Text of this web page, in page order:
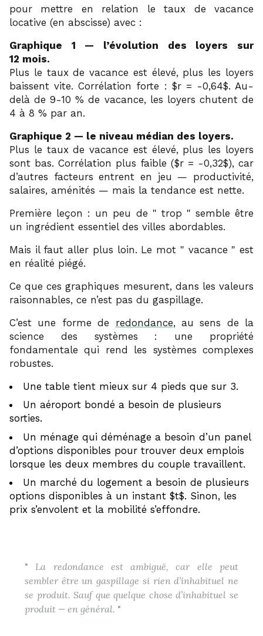
pour mettre en relation le taux de vacance
locative (en abscisse) avec :
Graphique 1 — l’évolution des loyers sur
12 mois.
Plus le taux de vacance est élevé, plus les loyers
baissent vite. Corrélation forte : $r = -0,64$. Au-
delà de 9-10 % de vacance, les loyers chutent de
4 à 8 % par an.
Graphique 2 — le niveau médian des loyers.
Plus le taux de vacance est élevé, plus les loyers
sont bas. Corrélation plus faible ($r = -0,32$), car
d’autres facteurs entrent en jeu — productivité,
salaires, aménités — mais la tendance est nette.
Première leçon : un peu de
trop
semble être
un ingrédient essentiel des villes abordables.
Mais il faut aller plus loin. Le mot
vacance
est
en réalité piégé.
Ce que ces graphiques mesurent, dans les valeurs
raisonnables, ce n’est pas du gaspillage.
C’est une forme de redondance, au sens de la
science des systèmes : une propriété
fondamentale qui rend les systèmes complexes
robustes.
Une table tient mieux sur 4 pieds que sur 3.
Un aéroport bondé a besoin de plusieurs
sorties.
Un ménage qui déménage a besoin d’un panel
d’options disponibles pour trouver deux emplois
lorsque les deux membres du couple travaillent.
Un marché du logement a besoin de plusieurs
options disponibles à un instant $t$. Sinon, les
prix s’envolent et la mobilité s’effondre.
La redondance est ambiguë, car elle peut
sembler être un gaspillage si rien d’inhabituel ne
se produit. Sauf que quelque chose d’inhabituel se
produit — en général.